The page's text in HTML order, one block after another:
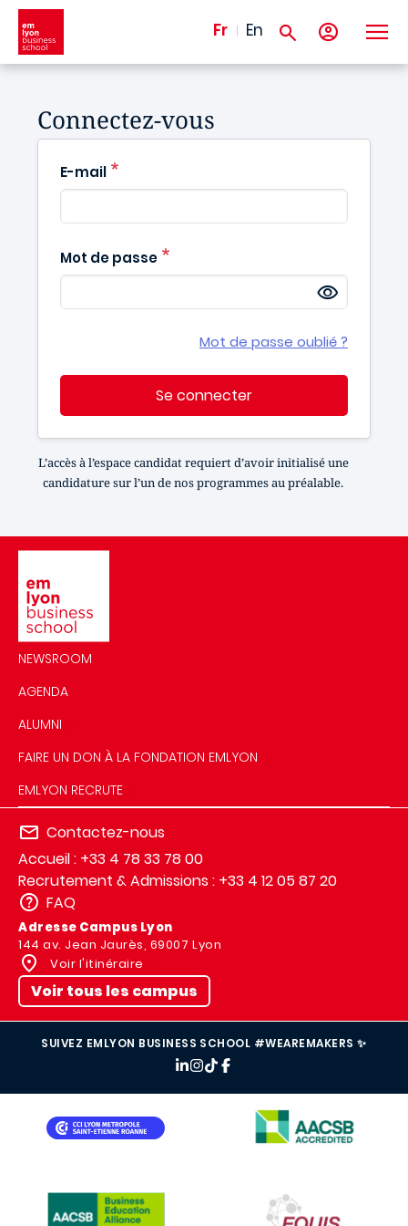
Aller au contenu principal
Fr En
Connectez-vous
E-mail
Mot de passe
Mot de passe oublié ?
Se connecter
L’accès à l’espace candidat requiert d’avoir initialisé une
candidature sur l’un de nos programmes au préalable.
NEWSROOM
AGENDA
ALUMNI
FAIRE UN DON À LA FONDATION EMLYON
EMLYON RECRUTE
Contactez-nous
Accueil : +33 4 78 33 78 00
Recrutement & Admissions : +33 4 12 05 87 20
FAQ
Adresse Campus Lyon
144 av. Jean Jaurès, 69007 Lyon
Voir l'itinéraire
Voir tous les campus
SUIVEZ EMLYON BUSINESS SCHOOL #WEAREMAKERS ✨
IMAGE